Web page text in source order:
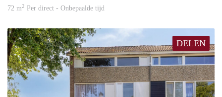
72 m2 Per direct - Onbepaalde tijd
DELEN